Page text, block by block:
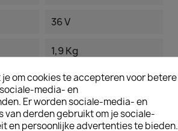
36 V
1,9 Kg
7,5 Ah
270 Wh
om cookies te accepteren voor betere
media- en
Er worden sociale-media- en
derden gebruikt om je sociale-
en persoonlijke advertenties te bieden.